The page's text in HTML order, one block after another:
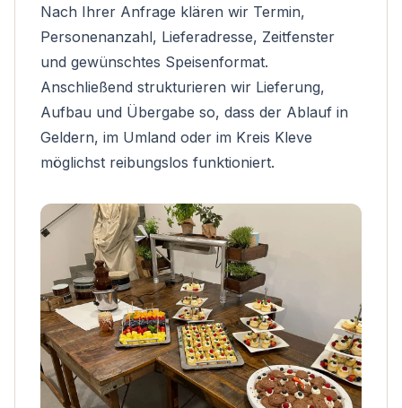
Nach Ihrer Anfrage klären wir Termin,
Personenanzahl, Lieferadresse, Zeitfenster
und gewünschtes Speisenformat.
Anschließend strukturieren wir Lieferung,
Aufbau und Übergabe so, dass der Ablauf in
Geldern, im Umland oder im Kreis Kleve
möglichst reibungslos funktioniert.